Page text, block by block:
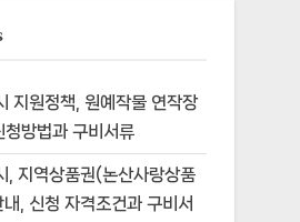
지원정책, 원예작물 연작장
방법과 구비서류
, 지역상품권(논산사랑상품
, 신청 자격조건과 구비서